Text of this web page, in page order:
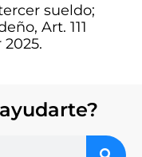
sueldo;
Art. 111